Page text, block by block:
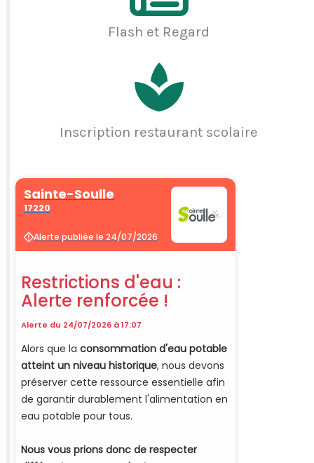
Flash et Regard
Inscription restaurant scolaire